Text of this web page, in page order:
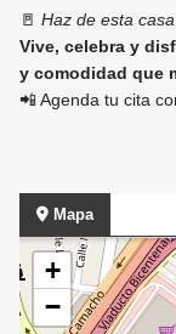
🚪 Haz de esta
Vive, celebra y
y comodidad que
📲 Agenda tu cita
Mapa
+
−